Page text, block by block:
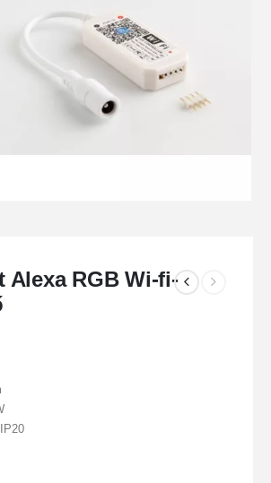
Alexa RGB Wi-fi-